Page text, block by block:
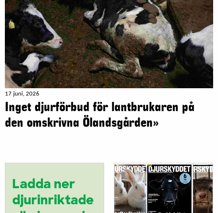
17 juni, 2026
Inget djurförbud för lantbrukaren på
den omskrivna Ölandsgården»